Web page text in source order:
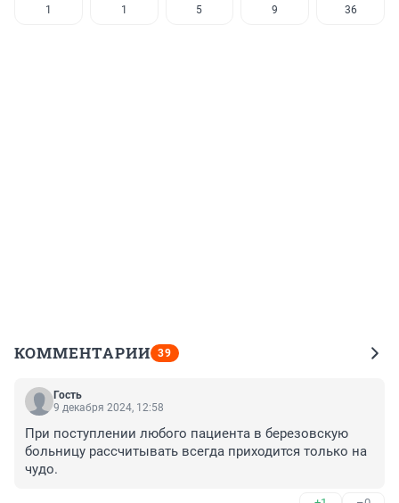
1 1 5 9 36
КОММЕНТАРИИ 39
Гость
9 декабря 2024, 12:58
При поступлении любого пациента в березовскую
больницу рассчитывать всегда приходится только на
чудо.